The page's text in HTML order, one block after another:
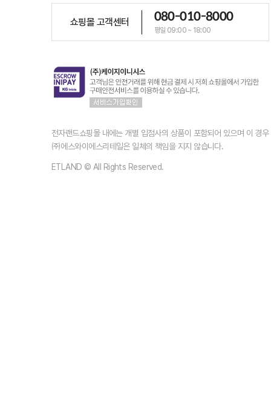
쇼핑몰 고객센터 080-010-8000
평일 09:00 ~ 18:00
전자랜드쇼핑몰 내에는 개별 입점사의 상품이 포함되어 있으며 이 경
㈜에스와이에스리테일은 일체의 책임을 지지 않습니다.
ETLAND © All Rights Reserved.